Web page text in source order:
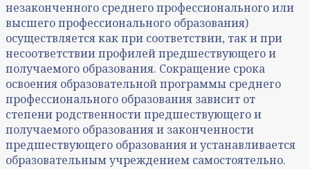
незаконченного среднего профессионального или
высшего профессионального образования)
осуществляется как при соответствии, так и при
несоответствии профилей предшествующего и
получаемого образования. Сокращение срока
освоения образовательной программы среднего
профессионального образования зависит от
степени родственности предшествующего и
получаемого образования и законченности
предшествующего образования и устанавливается
образовательным учреждением самостоятельно.